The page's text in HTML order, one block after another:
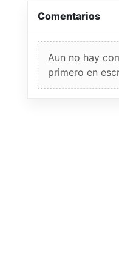
Comentarios
Aun no hay
primero en